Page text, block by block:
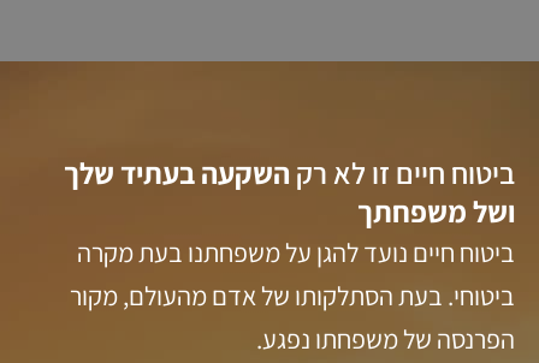
ביטוח חיים זו לא רק השקעה בעתיד שלך
ושל משפחתך
ביטוח חיים נועד להגן על משפחתנו בעת מקרה
ביטוחי. בעת הסתלקותו של אדם מהעולם, מקור
הפרנסה של משפחתו נפגע.